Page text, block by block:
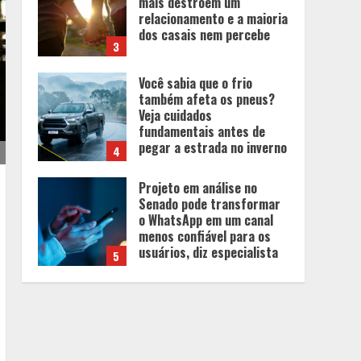
3
relacionamento e a maioria
dos casais nem percebe
4
Você sabia que o frio
também afeta os pneus?
Veja cuidados
fundamentais antes de
pegar a estrada no inverno
5
Projeto em análise no
Senado pode transformar
o WhatsApp em um canal
menos confiável para os
usuários, diz especialista